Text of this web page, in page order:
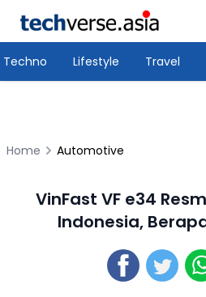
Techno Lifestyle Travel
Home Automotive
VinFast VF e34
Indonesia,